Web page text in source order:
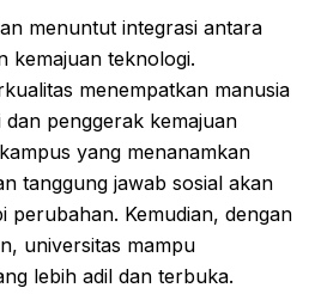
menuntut integrasi antara
kemajuan teknologi.
menempatkan manusia
dan penggerak kemajuan
yang menanamkan
tanggung jawab sosial akan
perubahan. Kemudian, dengan
universitas mampu
lebih adil dan terbuka.